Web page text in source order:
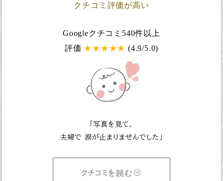
クチコミ評価が高い
Googleクチコミ540件以上
評価 ★★★★★(4.9/5.0)
「写真を見て、
夫婦で 涙が止まりませんでした」
クチコミを読む